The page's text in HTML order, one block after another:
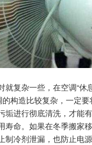
就复杂一些，在空调“休
的构造比较复杂，一定
垢进行彻底清洗，才能
寿命。如果在冬季搬家
制冷剂泄漏，也防止电